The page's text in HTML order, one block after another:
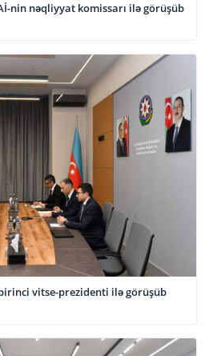
nin nəqliyyat komissarı ilə görüşüb
vitse-prezidenti ilə görüşüb